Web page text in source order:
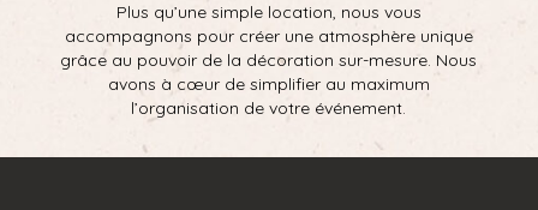
Plus qu’une simple location, nous vous
accompagnons pour créer une atmosphère unique
grâce au pouvoir de la décoration sur-mesure. Nous
avons à cœur de simplifier au maximum
l’organisation de votre événement.